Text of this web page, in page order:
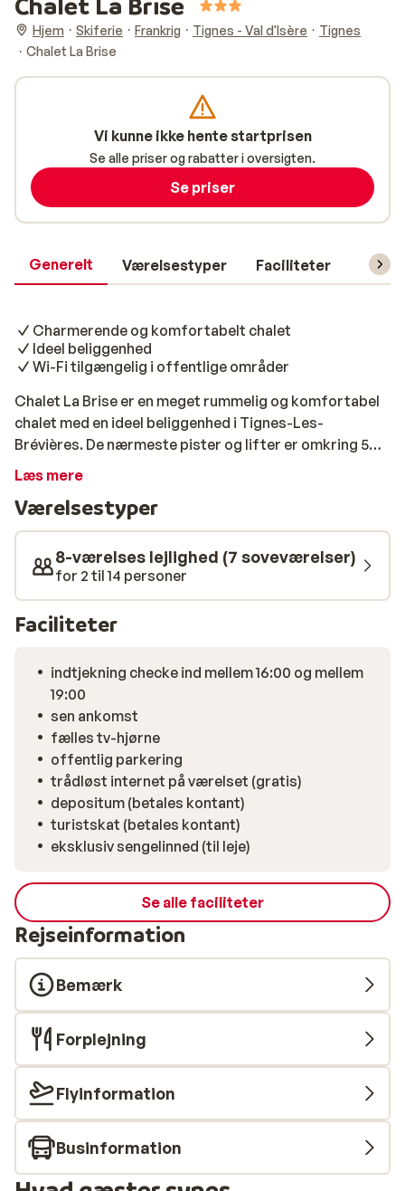
Hjem Skiferie Frankrig Tignes - Val d'Isère
Tignes
Chalet La Brise
Generelt Værelsestyper Faciliteter
Charmerende og komfortabelt chalet
Ideel beliggenhed
Wi-Fi tilgængelig i offentlige områder
Chalet La Brise er en meget rummelig og komfortabel
chalet med en ideel beliggenhed i Tignes-Les-
Brévières. De nærmeste pister og lifter er omkring 5
minutters gåtur fra hytten. Samtidig er den frie
gåafstand. Hytten er bygget i "parisisk" stil, hvilket
giver et charmerende udseende. Lejligheden er
luksuriøst indrettet og er fordelt på tre etager. Tignes-
Les-Brévières er en traditionel landsby med smalle
gader og små butikker. Ønsker du at nyde en
afslappende drink eller nogle lækre snacks, kan du
Læs mere
Værelsestyper
8-værelses lejlighed (7 soveværelser)
for 2 til 14 personer
Faciliteter
indtjekning checke ind mellem 16:00 og mellem
19:00
sen ankomst
fælles tv-hjørne
offentlig parkering
trådløst internet på værelset (gratis)
depositum (betales kontant)
turistskat (betales kontant)
eksklusiv sengelinned (til leje)
Se alle faciliteter
Rejseinformation
Bemærk
Forplejning
Flyinformation
Businformation
Vi kunne ikke hente startprisen
Se alle priser og rabatter i oversigten.
Se priser